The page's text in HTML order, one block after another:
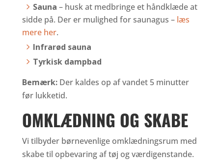
Sauna – husk at medbringe et håndklæde at
sidde på. Der er mulighed for saunagus – læs
mere her.
Infrarød sauna
Tyrkisk dampbad
Bemærk:Der kaldes op af vandet 5 minutter
før lukketid.
OMKLÆDNING OG SKABE
Vi tilbyder børnevenlige omklædningsrum med
skabe til opbevaring af tøj og værdigenstande.